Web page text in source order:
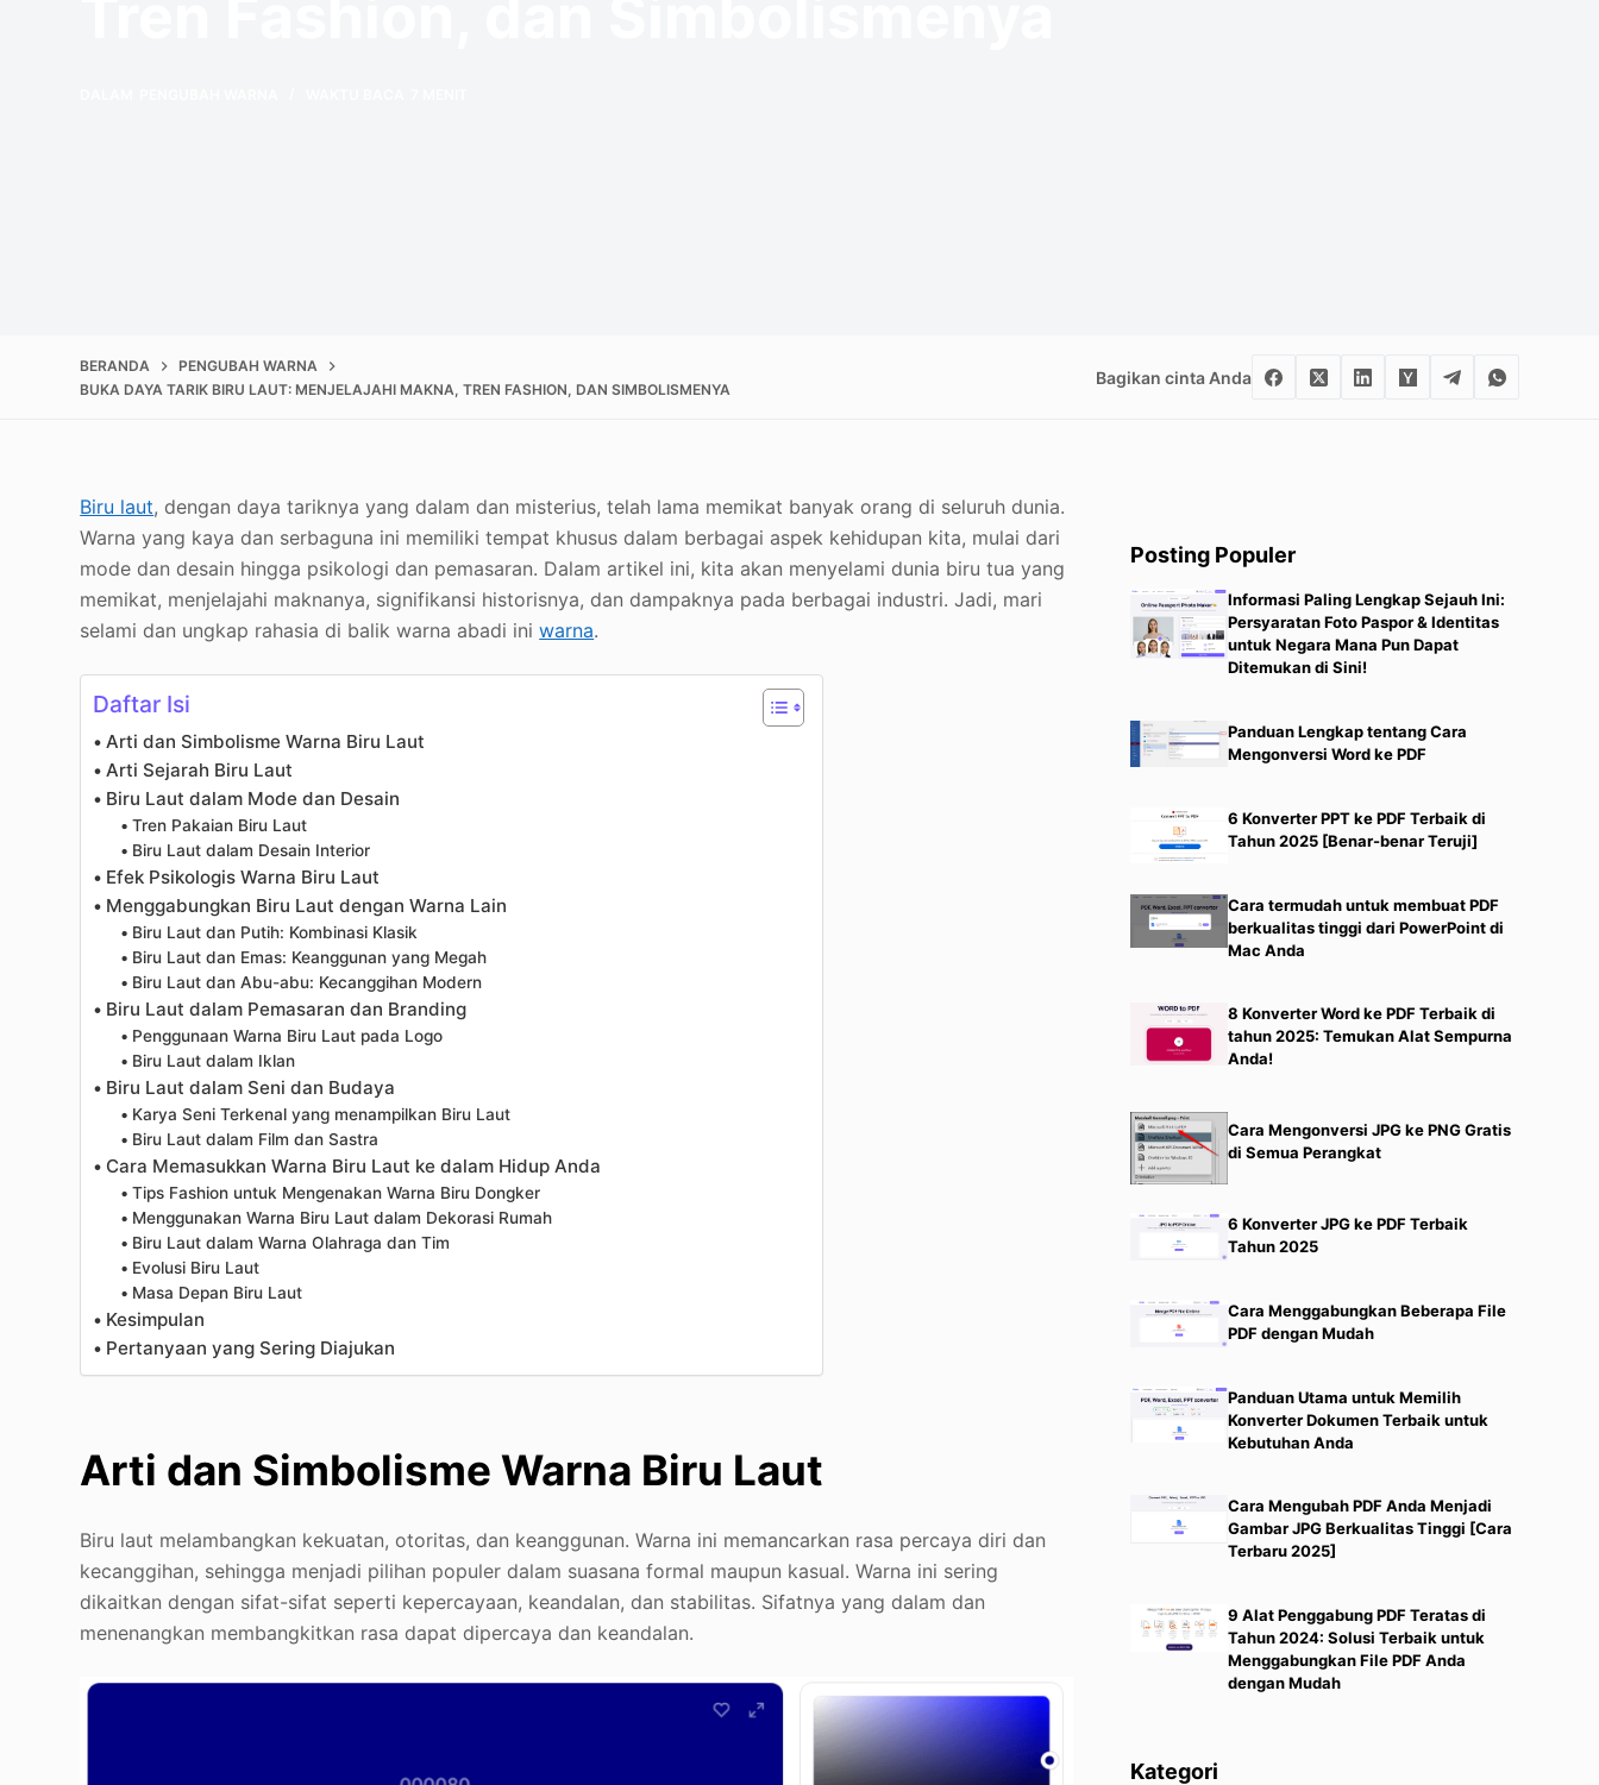
BERANDA
PENGUBAH WARNA
BUKA DAYA TARIK BIRU LAUT: MENJELAJAHI MAKNA, TREN FASHION, DAN SIMBOLISMENYA
Bagikan cinta Anda
Biru laut, dengan daya tariknya yang dalam dan misterius, telah lama memikat banyak orang di seluruh dunia.
Warna yang kaya dan serbaguna ini memiliki tempat khusus dalam berbagai aspek kehidupan kita, mulai dari
mode dan desain hingga psikologi dan pemasaran. Dalam artikel ini, kita akan menyelami dunia biru tua yang
memikat, menjelajahi maknanya, signifikansi historisnya, dan dampaknya pada berbagai industri. Jadi, mari
selami dan ungkap rahasia di balik warna abadi iniwarna.
Daftar Isi
Arti dan Simbolisme Warna Biru Laut
Arti Sejarah Biru Laut
Biru Laut dalam Mode dan Desain
Tren Pakaian Biru Laut
Biru Laut dalam Desain Interior
Efek Psikologis Warna Biru Laut
Menggabungkan Biru Laut dengan Warna Lain
Biru Laut dan Putih: Kombinasi Klasik
Biru Laut dan Emas: Keanggunan yang Megah
Biru Laut dan Abu-abu: Kecanggihan Modern
Biru Laut dalam Pemasaran dan Branding
Penggunaan Warna Biru Laut pada Logo
Biru Laut dalam Iklan
Biru Laut dalam Seni dan Budaya
Karya Seni Terkenal yang menampilkan Biru Laut
Biru Laut dalam Film dan Sastra
Cara Memasukkan Warna Biru Laut ke dalam Hidup Anda
Tips Fashion untuk Mengenakan Warna Biru Dongker
Menggunakan Warna Biru Laut dalam Dekorasi Rumah
Biru Laut dalam Warna Olahraga dan Tim
Evolusi Biru Laut
Masa Depan Biru Laut
Kesimpulan
Pertanyaan yang Sering Diajukan
Arti dan Simbolisme Warna Biru Laut
Biru laut melambangkan kekuatan, otoritas, dan keanggunan. Warna ini memancarkan rasa percaya diri dan
kecanggihan, sehingga menjadi pilihan populer dalam suasana formal maupun kasual. Warna ini sering
dikaitkan dengan sifat-sifat seperti kepercayaan, keandalan, dan stabilitas. Sifatnya yang dalam dan
menenangkan membangkitkan rasa dapat dipercaya dan keandalan.
Posting Populer
Informasi Paling Lengkap Sejauh Ini:
Persyaratan Foto Paspor & Identitas
untuk Negara Mana Pun Dapat
Ditemukan di Sini!
Panduan Lengkap tentang Cara
Mengonversi Word ke PDF
6 Konverter PPT ke PDF Terbaik di
Tahun 2025 [Benar-benar Teruji]
Cara termudah untuk membuat PDF
berkualitas tinggi dari PowerPoint di
Mac Anda
8 Konverter Word ke PDF Terbaik di
tahun 2025: Temukan Alat Sempurna
Anda!
Cara Mengonversi JPG ke PNG Gratis
di Semua Perangkat
6 Konverter JPG ke PDF Terbaik
Tahun 2025
Cara Menggabungkan Beberapa File
PDF dengan Mudah
Panduan Utama untuk Memilih
Konverter Dokumen Terbaik untuk
Kebutuhan Anda
Cara Mengubah PDF Anda Menjadi
Gambar JPG Berkualitas Tinggi [Cara
Terbaru 2025]
9 Alat Penggabung PDF Teratas di
Tahun 2024: Solusi Terbaik untuk
Menggabungkan File PDF Anda
dengan Mudah
Kategori